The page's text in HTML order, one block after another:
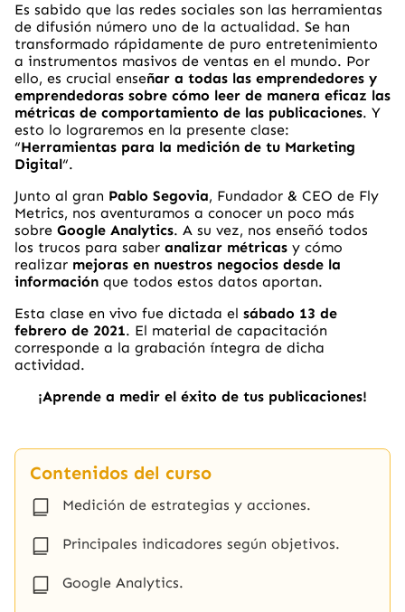
Es sabido que las redes sociales son las herramientas
de difusión número uno de la actualidad. Se han
transformado rápidamente de puro entretenimiento
a instrumentos masivos de ventas en el mundo. Por
ello, es crucial enseñar a todas las emprendedores y
emprendedoras sobre cómo leer de manera eficaz las
métricas de comportamiento de las publicaciones. Y
esto lo lograremos en la presente clase:
“Herramientas para la medición de tu Marketing
Digital“.
Junto al gran Pablo Segovia, Fundador & CEO de Fly
Metrics, nos aventuramos a conocer un poco más
sobre Google Analytics. A su vez, nos enseñó todos
los trucos para saber analizar métricas y cómo
realizar mejoras en nuestros negocios desde la
información que todos estos datos aportan.
Esta clase en vivo fue dictada el sábado 13 de
febrero de 2021. El material de capacitación
corresponde a la grabación íntegra de dicha
actividad.
¡Aprende a medir el éxito de tus publicaciones!
Contenidos del curso
Medición de estrategias y acciones.
Principales indicadores según objetivos.
Google Analytics.